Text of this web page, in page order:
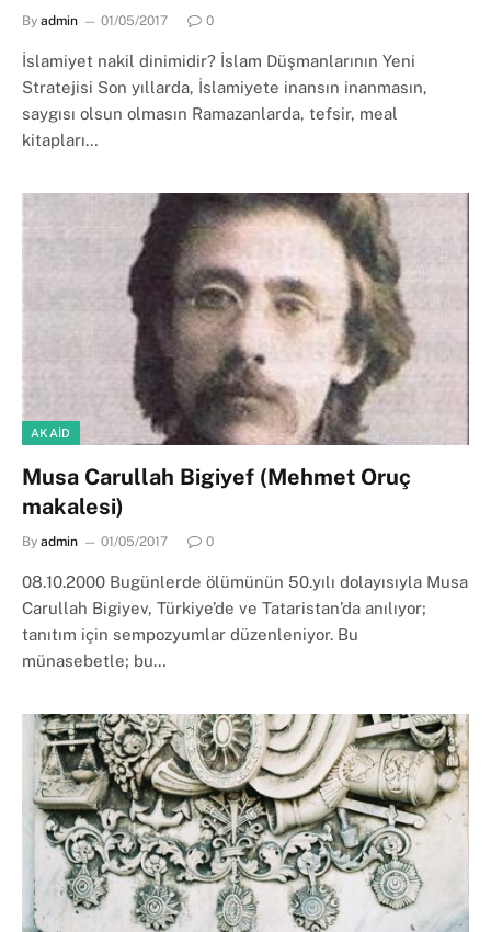
By admin 01/05/2017 0
İslamiyet nakil dinimidir? İslam Düşmanlarının Yeni
Stratejisi Son yıllarda, İslamiyete inansın inanmasın,
saygısı olsun olmasın Ramazanlarda, tefsir, meal
kitapları…
AKAID
Musa Carullah Bigiyef (Mehmet Oruç
makalesi)
By admin 01/05/2017 0
08.10.2000 Bugünlerde ölümünün 50.yılı dolayısıyla Musa
Carullah Bigiyev, Türkiye’de ve Tataristan’da anılıyor;
tanıtım için sempozyumlar düzenleniyor. Bu
münasebetle; bu…